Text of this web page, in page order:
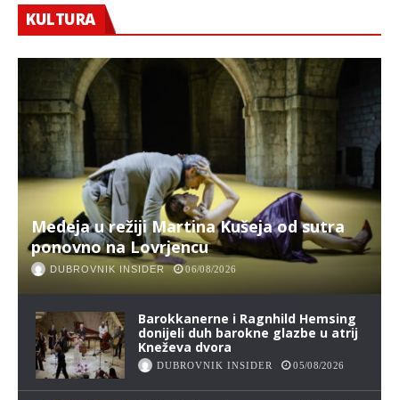
KULTURA
Medeja u režiji Martina Kušeja od sutra
ponovno na Lovrjencu
DUBROVNIK INSIDER 06/08/2026
Barokkanerne i Ragnhild Hemsing
donijeli duh barokne glazbe u atrij
Kneževa dvora
DUBROVNIK INSIDER 05/08/2026